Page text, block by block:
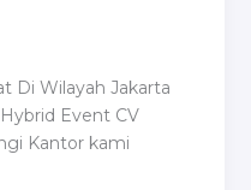
Di Wilayah Jakarta
Event CV
Kantor kami